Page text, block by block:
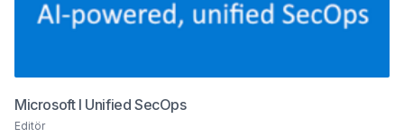
Microsoft I Unified SecOps
Editör